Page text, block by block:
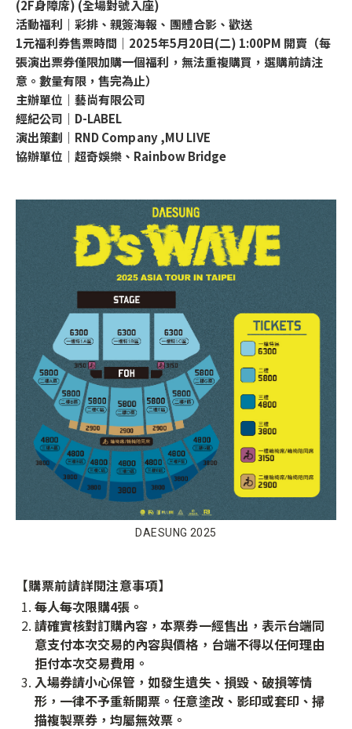
(2F身障席) (全場對號入座)
活動福利｜彩排、親簽海報、團體合影、歡送
1元福利券售票時間｜2025年5月20日(二) 1:00PM 開賣（每
張演出票券僅限加購一個福利，無法重複購買，選購前請注
意。數量有限，售完為止）
主辦單位｜藝尚有限公司
經紀公司｜D-LABEL
演出策劃｜RND Company ,MU LIVE
協辦單位｜超奇娛樂、Rainbow Bridge
DAESUNG 2025
【購票前請詳閱注意事項】
每人每次限購4張。
請確實核對訂購內容，本票券一經售出，表示台端同
意支付本次交易的內容與價格，台端不得以任何理由
拒付本次交易費用。
入場券請小心保管，如發生遺失、損毀、破損等情
形，一律不予重新開票。任意塗改、影印或套印、掃
描複製票券，均屬無效票。